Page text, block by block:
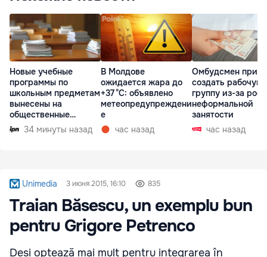
Новые учебные
программы по
школьным предметам
вынесены на
общественные
консультации
34 минуты назад
В Молдове
ожидается жара до
+37 °C: объявлено
метеопредупреждени
е
час назад
Омбудсмен
создать рабочую
группу из-за
неформальной
занятости
час назад
Unimedia 3 июня 2015, 16:10 835
Traian Băsescu, un exemplu bun
pentru Grigore Petrenco
Deși optează mai mult pentru integrarea în